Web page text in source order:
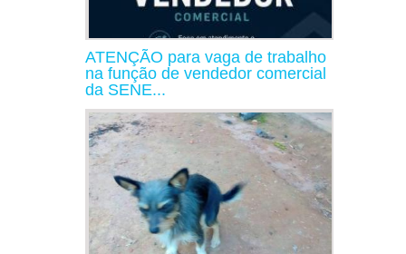
ATENÇÃO para vaga de trabalho
na função de vendedor comercial
da SENE...